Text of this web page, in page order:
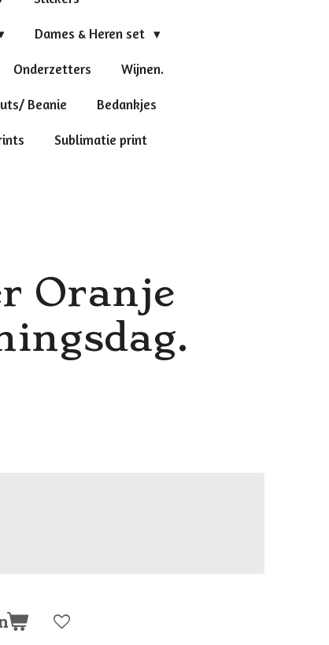
Dames & Heren set
Onderzetters Wijnen.
Beanie Bedankjes
Sublimatie print
Oranje